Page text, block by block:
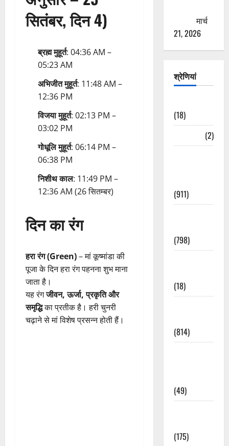
सितंबर, दिन 4)
ब्रह्म मुहूर्त: 04:36 AM –
05:23 AM
अभिजीत मुहूर्त: 11:48 AM –
12:36 PM
विजया मुहूर्त: 02:13 PM –
03:02 PM
गोधूलि मुहूर्त: 06:14 PM –
06:38 PM
निशीथ काल: 11:49 PM –
12:36 AM (26 सितम्बर)
दिन का रंग
हरा रंग (Green)– मां कूष्मांडा की
पूजा के दिन हरा रंग पहनना शुभ माना
जाता है।
यह रंगजीवन, ऊर्जा, प्रकृति और
समृद्धिका प्रतीक है। हरी चुनरी
चढ़ाने से मां विशेष प्रसन्न होती हैं।
मार्च
21, 2026
श्रेणियां
(18)
(2)
(911)
(798)
(18)
(814)
(49)
(175)